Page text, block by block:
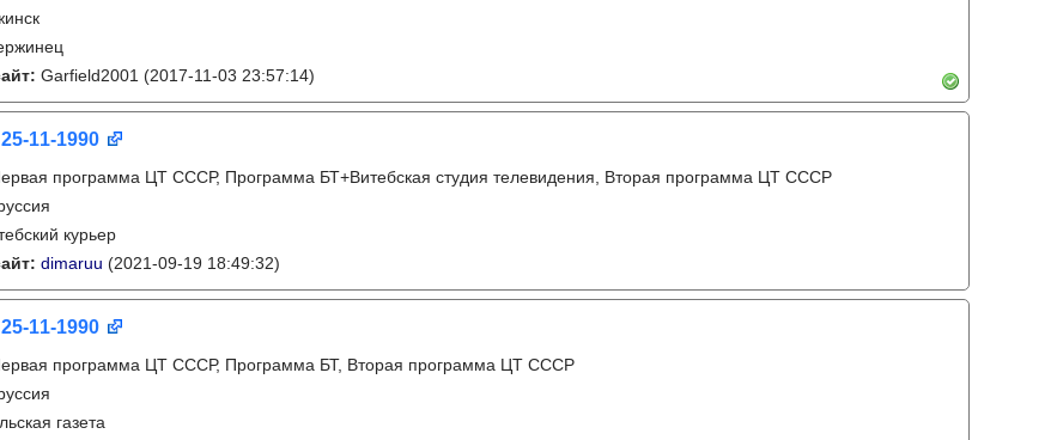
Garfield2001 (2017-11-03 23:57:14)
11-1990
программа ЦТ СССР, Программа БТ+Витебская студия телевидения, Вторая программа ЦТ СССР
курьер
dimaruu (2021-09-19 18:49:32)
11-1990
программа ЦТ СССР, Программа БТ, Вторая программа ЦТ СССР
газета